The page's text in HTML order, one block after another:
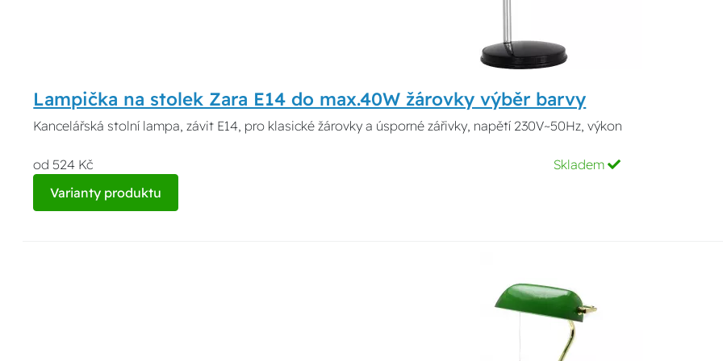
Lampička na stolek Zara E14 do max.40W žárovky výběr barvy
Kancelářská stolní lampa, závit E14, pro klasické žárovky a úsporné zářivky, napětí 230V~50Hz, výkon
od 524 Kč
Skladem
Varianty produktu